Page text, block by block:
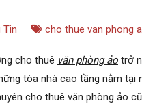
Tin cho thue van phong
cho thuê văn phòng ảo trở
tòa nhà cao tầng nằm tại
cho thuê văn phòng ảo